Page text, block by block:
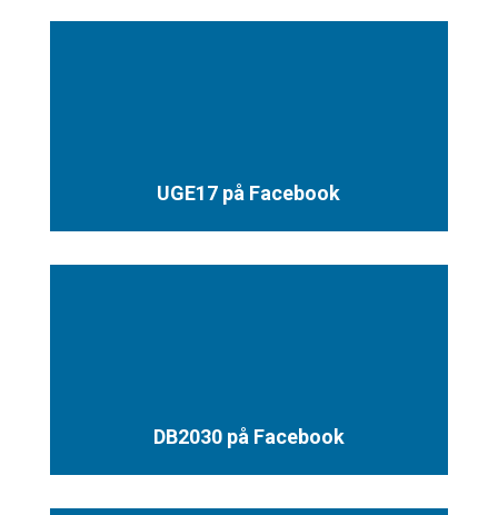
UGE17 på Facebook
DB2030 på Facebook